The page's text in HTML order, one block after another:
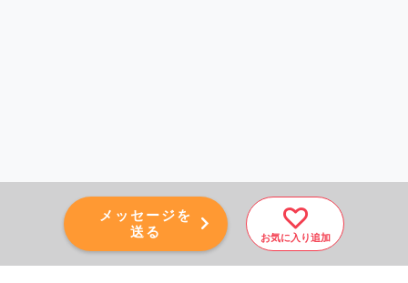
メッセージを
送る
お気に入り追加